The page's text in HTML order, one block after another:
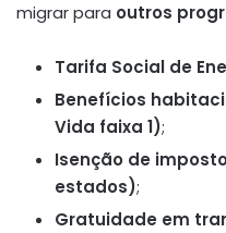
migrar para outros
Tarifa Social de
Benefícios
Vida faixa 1);
Isenção de
estados);
Gratuidade em